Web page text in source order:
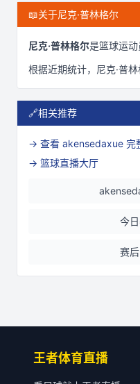
📖关于尼克·普林格尔
尼克·普林格尔是篮球运
根据近期统计， 尼克·普
🔗相关推荐
→ 查看 akensedaxue 完
→ 篮球直播大厅
今
赛
王者体育直播